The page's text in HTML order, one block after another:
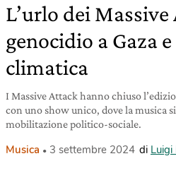
L’urlo dei
genocidio a Gaza
climatica
I Massive Attack hanno chiuso
con uno show unico, dove la musica
mobilitazione politico-sociale.
Musica 3 settembre 2024 di